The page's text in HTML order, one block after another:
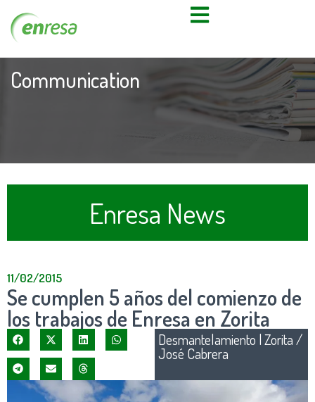
Communication
Enresa News
11/02/2015
Se cumplen 5 años del comienzo de
los trabajos de Enresa en Zorita
Desmantelamiento |Zorita /
José Cabrera